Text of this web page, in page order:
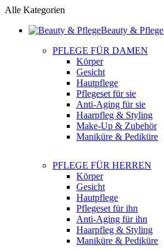
Alle Kategorien
Beauty & Pflege
PFLEGE FÜR DAMEN
Körper
Gesicht
Hautpflege
Pflegeset für sie
Anti-Aging für sie
Haarpfleg & Styling
Make-Up & Zubehör
Maniküre & Pediküre
PFLEGE FÜR HERREN
Körper
Gesicht
Hautpflege
Pflegeset für ihn
Anti-Aging für ihn
Haarpfleg & Styling
Maniküre & Pediküre